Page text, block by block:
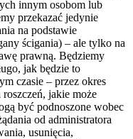
innym osobom lub
przekazać jedynie
na podstawie
ścigania) – ale tylko na
prawną. Będziemy
jak będzie to
czasie – przez okres
jakie może
być podnoszone wobec
od administratora
usunięcia,